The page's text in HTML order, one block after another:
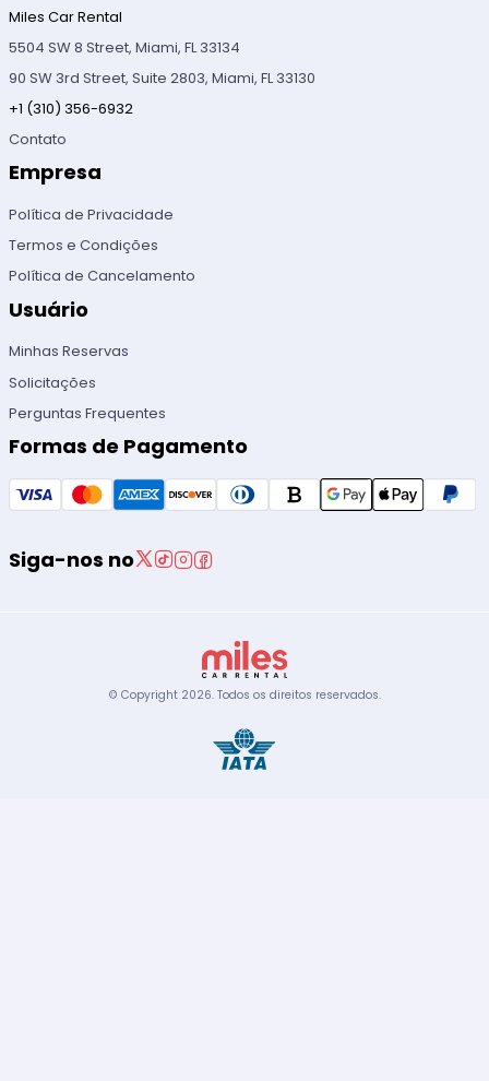
Miles Car Rental
5504 SW 8 Street, Miami, FL 33134
90 SW 3rd Street, Suite 2803, Miami, FL 33130
+1 (310) 356-6932
Contato
Empresa
Política de Privacidade
Termos e Condições
Política de Cancelamento
Usuário
Minhas Reservas
Solicitações
Perguntas Frequentes
Formas de Pagamento
Siga-nos no
© Copyright 2026. Todos os direitos reservados.